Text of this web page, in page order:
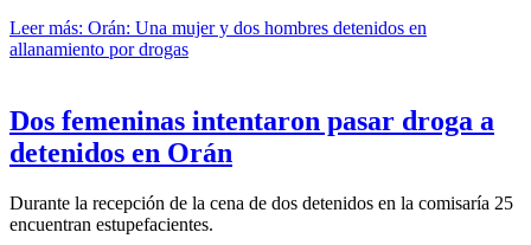
Leer más: Orán: Una mujer y dos hombres detenidos en
allanamiento por drogas
Dos femeninas intentaron pasar droga a
detenidos en Orán
Durante la recepción de la cena de dos detenidos en la comisaría 25
encuentran estupefacientes.